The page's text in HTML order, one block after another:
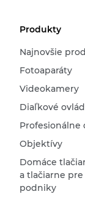
Produkty
Najnovšie
Fotoaparáty
Videokamery
Diaľkové
Profesionálne
Objektívy
Domáce
a tlačiarne pre
podniky